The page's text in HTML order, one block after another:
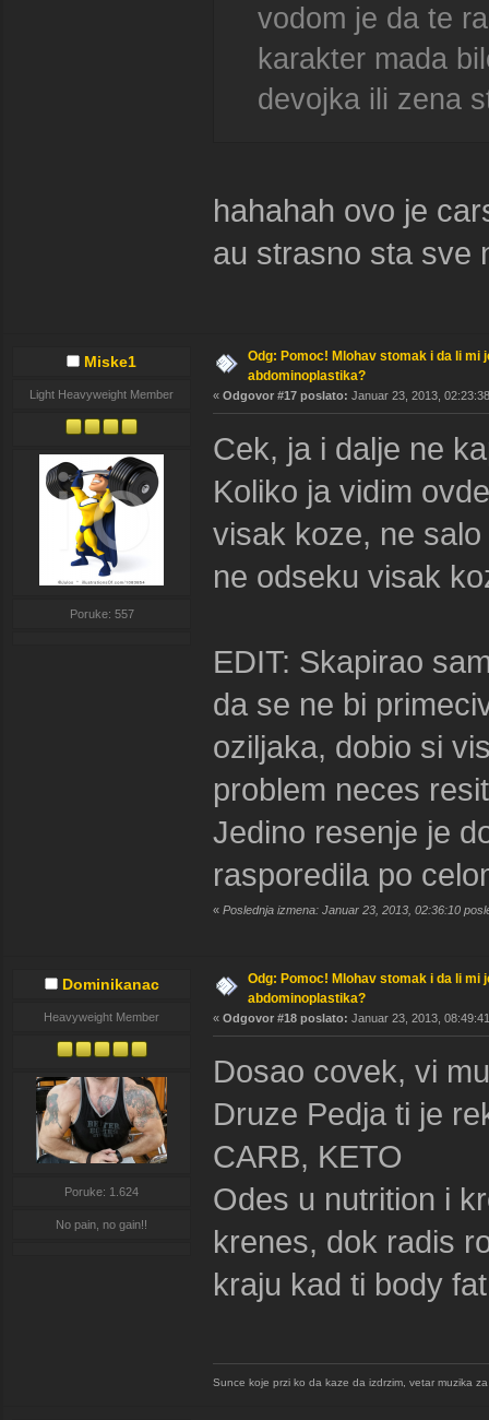
vodom je da te
karakter mada
devojka ili zena
hahahah ovo je
au strasno sta sve
Miske1
Light Heavyweight Member
Poruke: 557
Odg: Pomoc! Mlohav stomak i da li mi
abdominoplastika?
« Odgovor #17 poslato: Januar 23, 2013,
Cek, ja i dalje ne
Koliko ja vidim
visak koze, ne
ne odseku visak
EDIT: Skapirao
da se ne bi
oziljaka, dobio si
problem neces
Jedino resenje je
rasporedila po
« Poslednja izmena: Januar 23, 2013, 02:36:10
Dominikanac
Heavyweight Member
Poruke: 1.624
No pain, no gain!!
Odg: Pomoc! Mlohav stomak i da li mi
abdominoplastika?
« Odgovor #18 poslato: Januar 23, 2013,
Dosao covek, vi
Druze Pedja ti je
CARB, KETO
Odes u nutrition i
krenes, dok radis
kraju kad ti body
Sunce koje przi ko da kaze da izdrzim, vetar muzika